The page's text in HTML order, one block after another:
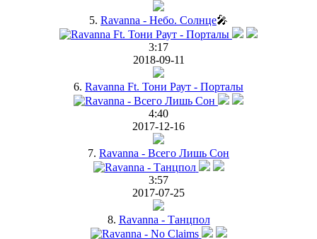
5. Ravanna - Небо. Солнце🎤
3:17
2018-09-11
6. Ravanna Ft. Тони Раут - Порталы
4:40
2017-12-16
7. Ravanna - Всего Лишь Сон
3:57
2017-07-25
8. Ravanna - Танцпол